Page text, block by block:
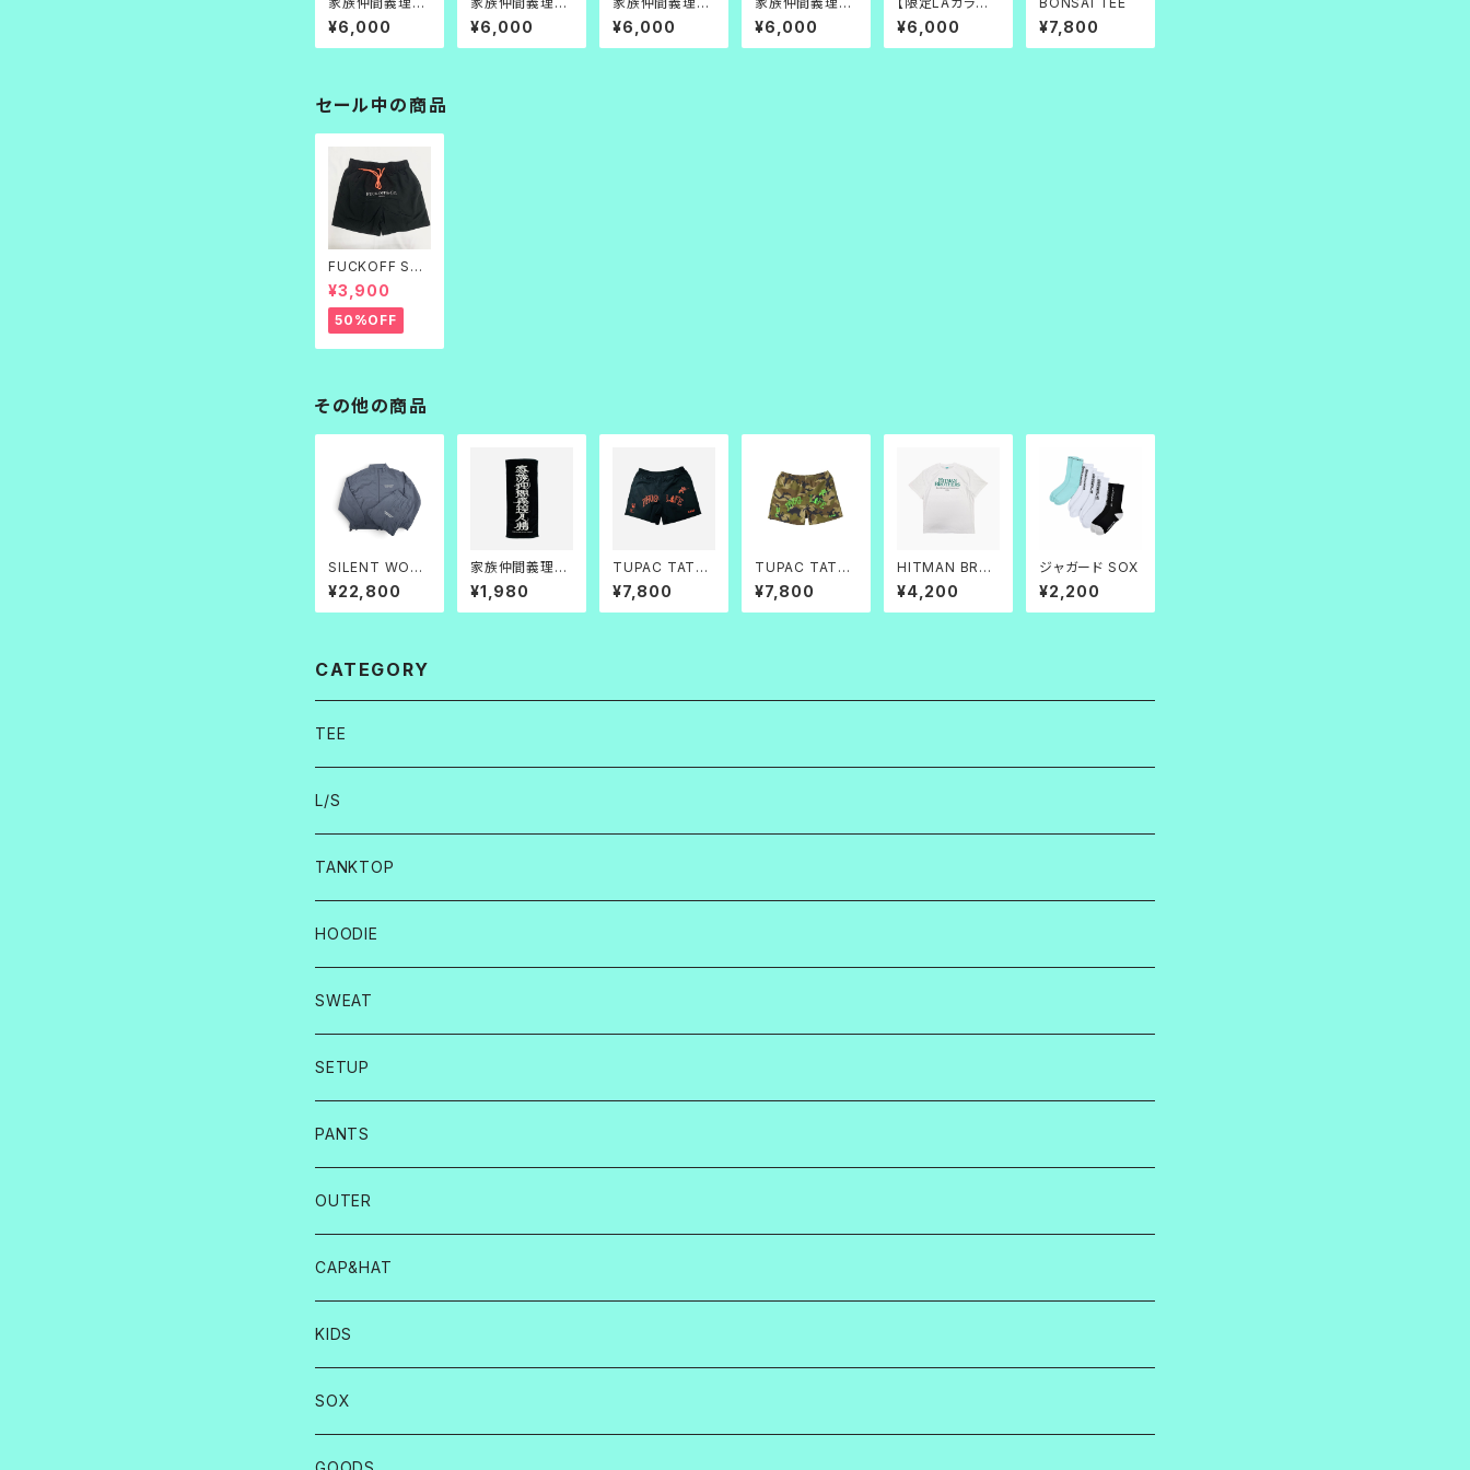
情 TEE_黒
¥6,000
情 TEE_白
¥6,000
情 TEE_黒×TB
¥6,000
情 TEE_白赤
¥6,000
家族仲間義理人
情 TEE_白×青
¥6,000 ¥7,800
セール中の商品
FUCKOFF SWI
M PANTS 黒刺
繍
¥3,900
50%OFF
その他の商品
SILENT WORK
_Water Repell
ent Track Jac
ket
¥22,800
家族仲間義理人
情 フェイスタオ
ル
¥1,980
TUPAC TATO
O BAGGY SHO
RTS(黒×赤)
¥7,800
TUPAC TATO
O BAGGY SHO
RTS
¥7,800
HITMAN BRO
THERS TEE 白
¥4,200
ジャガード SOX
¥2,200
CATEGORY
TEE
L/S
TANKTOP
HOODIE
SWEAT
SETUP
PANTS
OUTER
CAP&HAT
KIDS
SOX